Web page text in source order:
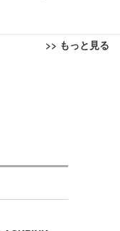
>> もっと見る
子 テレワーク 疲れな
ンパクト 約105度ロッ
座面昇降 強化ナイロ
在宅ワーク H-WY01
デスクチェア メッシ
ラック
モニター | FlexScan
・USB Type-C・ホワ
・USB Type-C・ホワ
ツ 薄型 レギュラー 1
枚
ツ 厚型 ワイド 42枚
イトブルー)